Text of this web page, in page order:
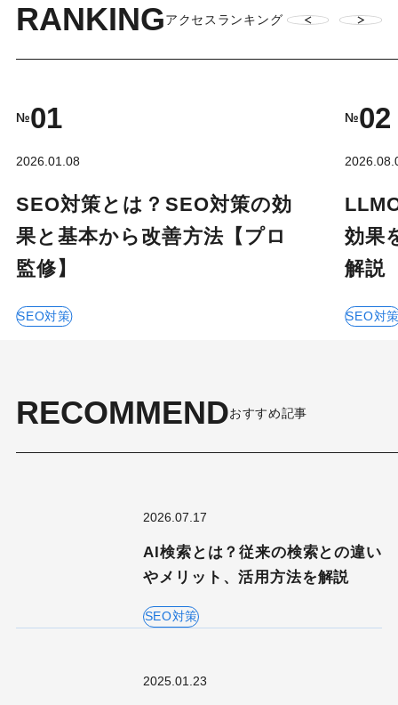
RANKINGアクセスランキング
№01
2026.01.08
SEO対策とは？SEO対策の効
果と基本から改善方法【プロ
監修】
SEO対策
№02
効果
解説
SEO対
RECOMMENDおすすめ記事
2026.07.17
AI検索とは？従来の検索との違い
やメリット、活用方法を解説
SEO対策
2025.01.23